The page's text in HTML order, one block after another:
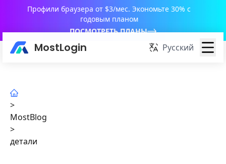
Профили браузера от $3/мес. Экономьте 30% с
годовым планом
ПОСМОТРЕТЬ ПЛАНЫ
MostLogin Русский
>
MostBlog
>
детали